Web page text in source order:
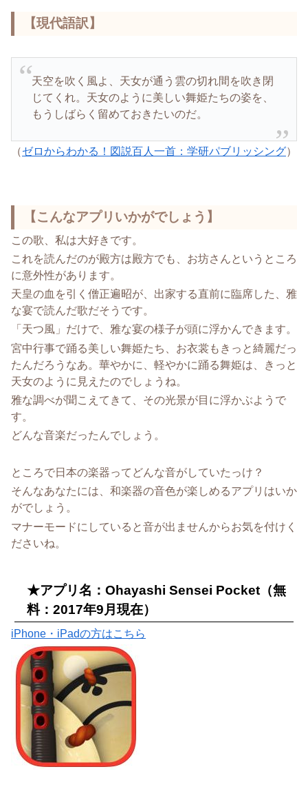
【現代語訳】
天空を吹く風よ、天女が通う雲の切れ間を吹き閉
じてくれ。天女のように美しい舞姫たちの姿を、
もうしばらく留めておきたいのだ。
（ゼロからわかる！図説百人一首：学研パブリッシング）
【こんなアプリいかがでしょう】
この歌、私は大好きです。
これを読んだのが殿方は殿方でも、お坊さんというところ
に意外性があります。
天皇の血を引く僧正遍昭が、出家する直前に臨席した、雅
な宴で読んだ歌だそうです。
「天つ風」だけで、雅な宴の様子が頭に浮かんできます。
宮中行事で踊る美しい舞姫たち、お衣裳もきっと綺麗だっ
たんだろうなあ。華やかに、軽やかに踊る舞姫は、きっと
天女のように見えたのでしょうね。
雅な調べが聞こえてきて、その光景が目に浮かぶようで
す。
どんな音楽だったんでしょう。
ところで日本の楽器ってどんな音がしていたっけ？
そんなあなたには、和楽器の音色が楽しめるアプリはいか
がでしょう。
マナーモードにしていると音が出ませんからお気を付けく
ださいね。
★アプリ名：Ohayashi Sensei Pocket（無
料：2017年9月現在）
iPhone・iPadの方はこちら